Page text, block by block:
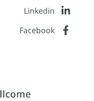
Linkedin
Facebook